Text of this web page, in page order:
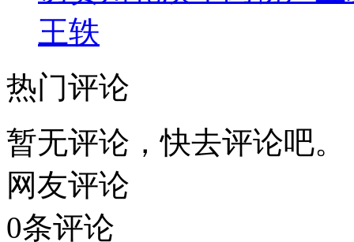
王轶
热门评论
暂无评论，快去评论吧。
网友评论
0条评论